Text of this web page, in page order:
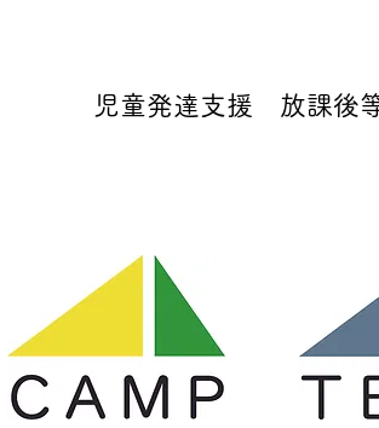
児童発達支援 放課後